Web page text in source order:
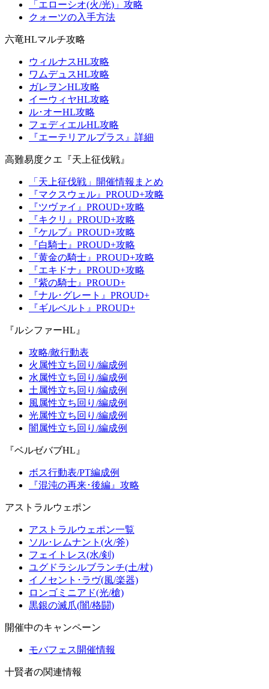
「エローシオ(火/光)」攻略
クォーツの入手方法
六竜HLマルチ攻略
ウィルナスHL攻略
ワムデュスHL攻略
ガレヲンHL攻略
イーウィヤHL攻略
ル･オーHL攻略
フェディエルHL攻略
『エーテリアルプラス』詳細
高難易度クエ『天上征伐戦』
「天上征伐戦」開催情報まとめ
『マクスウェル』PROUD+攻略
『ツヴァイ』PROUD+攻略
『キクリ』PROUD+攻略
『ケルブ』PROUD+攻略
『白騎士』PROUD+攻略
『黄金の騎士』PROUD+攻略
『エキドナ』PROUD+攻略
『紫の騎士』PROUD+
『ナル･グレート』PROUD+
『ギルベルト』PROUD+
『ルシファーHL』
攻略/敵行動表
火属性立ち回り/編成例
水属性立ち回り/編成例
土属性立ち回り/編成例
風属性立ち回り/編成例
光属性立ち回り/編成例
闇属性立ち回り/編成例
『ベルゼバブHL』
ボス行動表/PT編成例
『混沌の再来･後編』攻略
アストラルウェポン
アストラルウェポン一覧
ソル･レムナント(火/斧)
フェイトレス(水/剣)
ユグドラシルブランチ(土/杖)
イノセント･ラヴ(風/楽器)
ロンゴミニアド(光/槍)
黒銀の滅爪(闇/格闘)
開催中のキャンペーン
モバフェス開催情報
十賢者の関連情報